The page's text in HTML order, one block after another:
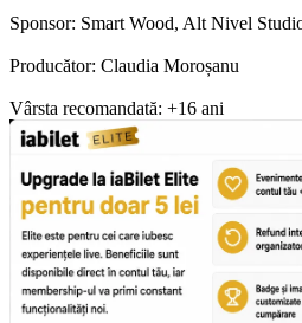
Sponsor: Smart Wood, Alt Nivel
Producător: Claudia Moroșanu
Vârsta recomandată: +16 ani